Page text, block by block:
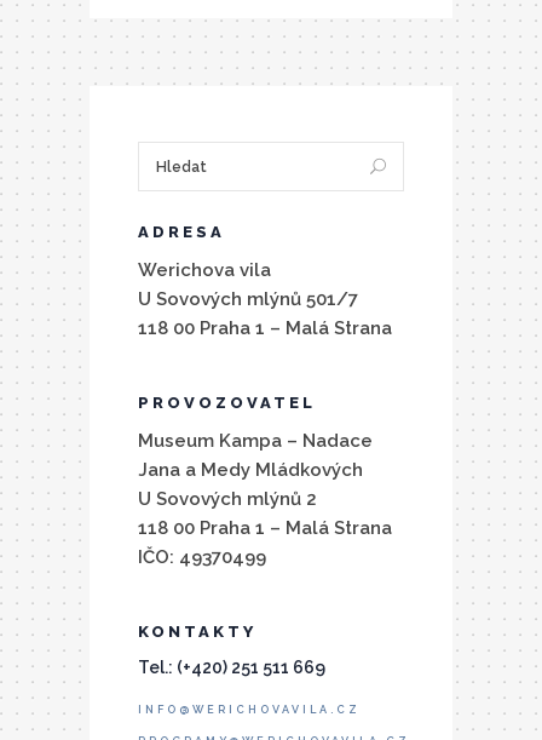
ADRESA
Werichova vila
U Sovových mlýnů 501/7
118 00 Praha 1 – Malá Strana
PROVOZOVATEL
Museum Kampa – Nadace
Jana a Medy Mládkových
U Sovových mlýnů 2
118 00 Praha 1 – Malá Strana
IČO: 49370499
KONTAKTY
Tel.: (+420) 251 511 669
INFO@WERICHOVAVILA.CZ